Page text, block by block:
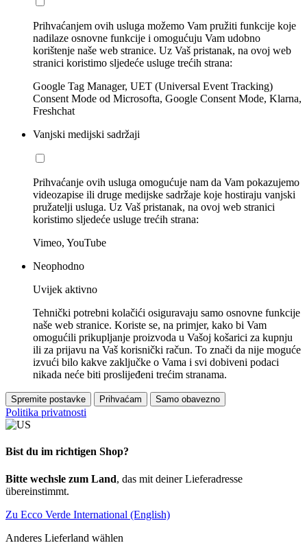
Prihvaćanjem ovih usluga možemo Vam pružiti funkcije koje
nadilaze osnovne funkcije i omogućuju Vam udobno
korištenje naše web stranice. Uz Vaš pristanak, na ovoj web
stranici koristimo sljedeće usluge trećih strana:
Google Tag Manager, UET (Universal Event Tracking)
Consent Mode od Microsofta, Google Consent Mode, Klarna,
Freshchat
Vanjski medijski sadržaji
Prihvaćanje ovih usluga omogućuje nam da Vam pokazujemo
videozapise ili druge medijske sadržaje koje hostiraju vanjski
pružatelji usluga. Uz Vaš pristanak, na ovoj web stranici
koristimo sljedeće usluge trećih strana:
Vimeo, YouTube
Neophodno
Uvijek aktivno
Tehnički potrebni kolačići osiguravaju samo osnovne funkcije
naše web stranice. Koriste se, na primjer, kako bi Vam
omogućili prikupljanje proizvoda u Vašoj košarici za kupnju
ili za prijavu na Vaš korisnički račun. To znači da nije moguće
izvući bilo kakve zaključke o Vama i svi dobiveni podaci
nikada neće biti proslijeđeni trećim stranama.
Spremite postavke Prihvaćam Samo obavezno
Politika privatnosti
Bist du im richtigen Shop?
Bitte wechsle zum Land, das mit deiner Lieferadresse
übereinstimmt.
Zu Ecco Verde International (English)
Anderes Lieferland wählen